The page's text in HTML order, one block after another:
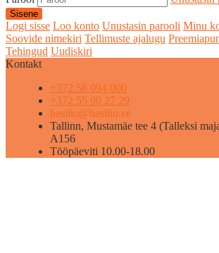
Logi sisse Loo konto Unustasin parooli Minu
Soovide nimekiri Tellimuste ajalugu
Tehingud Uudiskiri
Kontakt
+372 58 094 000
+372 55 90 27 29
basilio@basilio.ee
Tallinn, Mustamäe tee 4 (Talleksi
A156
Tööpäeviti 10.00-18.00